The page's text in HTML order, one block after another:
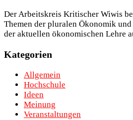
Der Arbeitskreis Kritischer Wiwis
Themen der pluralen Ökonomik
der aktuellen ökonomischen Lehre
Kategorien
Allgemein
Hochschule
Ideen
Meinung
Veranstaltungen